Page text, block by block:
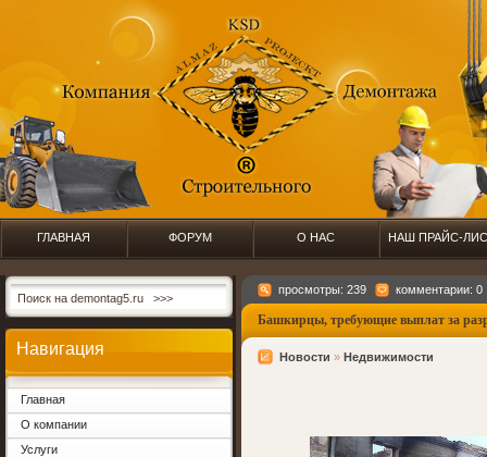
ГЛАВНАЯ ФОРУМ О НАС НАШ ПРАЙС-
Навигация
Главная
О компании
Услуги
просмотры: 239 комментарии: 0
Башкирцы, требующие выплат за
Новости » Недвижимости